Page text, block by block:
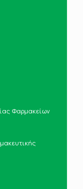
Φαρμακείων